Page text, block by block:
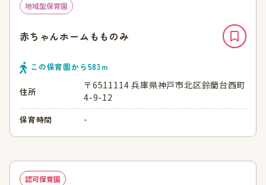
地域型保育園
赤ちゃんホームもものみ
この保育園から583ｍ
住所
〒6511114 兵庫県神戸市北区鈴蘭台西町
4-9-12
保育時間 -
認可保育園